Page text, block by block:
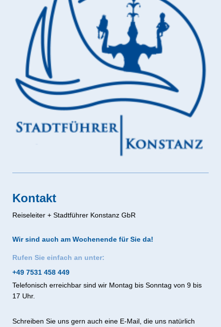
Kontakt
Reiseleiter + Stadtführer Konstanz GbR
Wir sind auch am Wochenende für Sie da!
Rufen Sie einfach an unter:
+49 7531 458 449
Telefonisch erreichbar sind wir Montag bis Sonntag von 9 bis
17 Uhr.
Schreiben Sie uns gern auch eine E-Mail, die uns natürlich